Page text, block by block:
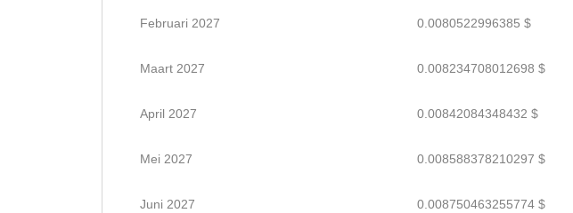
Februari 2027 0.0080522996385 $
Maart 2027 0.008234708012698 $
April 2027 0.00842084348432 $
Mei 2027 0.008588378210297 $
Juni 2027 0.008750463255774 $